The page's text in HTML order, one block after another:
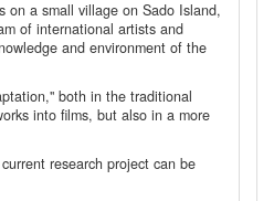
on a small village on Sado Island,
of international artists and
and environment of the
both in the traditional
into films, but also in a more
research project can be